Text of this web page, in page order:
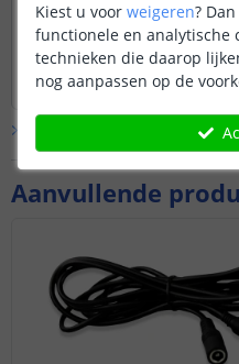
Aanvullende
Bekijk hele antwoord
Door Levi op dinsdag 11 februari 2025
Vraag & antwoord
Kiest u voor weigeren?
functionele en analytische
technieken die daarop
nog aanpassen op de